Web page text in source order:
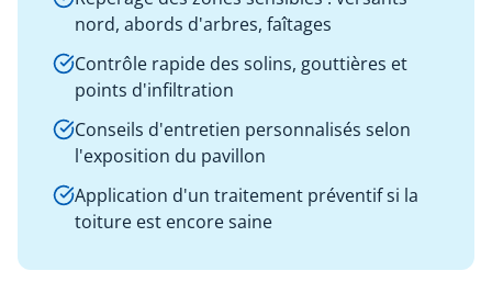
nord, abords d'arbres, faîtages
Contrôle rapide des solins, gouttières et
points d'infiltration
Conseils d'entretien personnalisés selon
l'exposition du pavillon
Application d'un traitement préventif si la
toiture est encore saine